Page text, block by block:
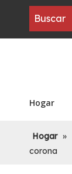
Hogar
Hogar »
corona